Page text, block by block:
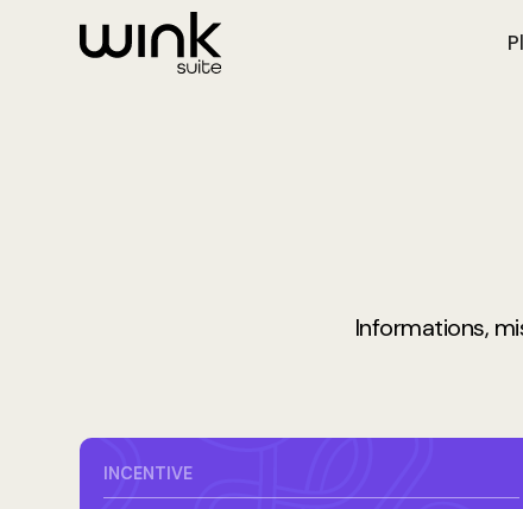
Informations,
INCENTIVE